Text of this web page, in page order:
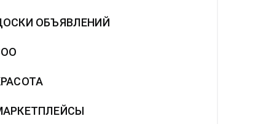
ОБЪЯВЛЕНИЙ